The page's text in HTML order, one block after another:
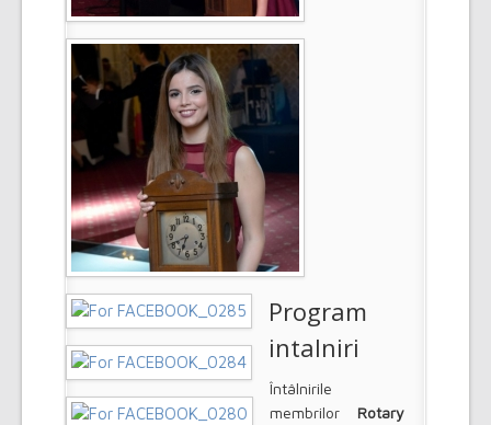
Program
intalniri
Întâlnirile
membrilor Rotary